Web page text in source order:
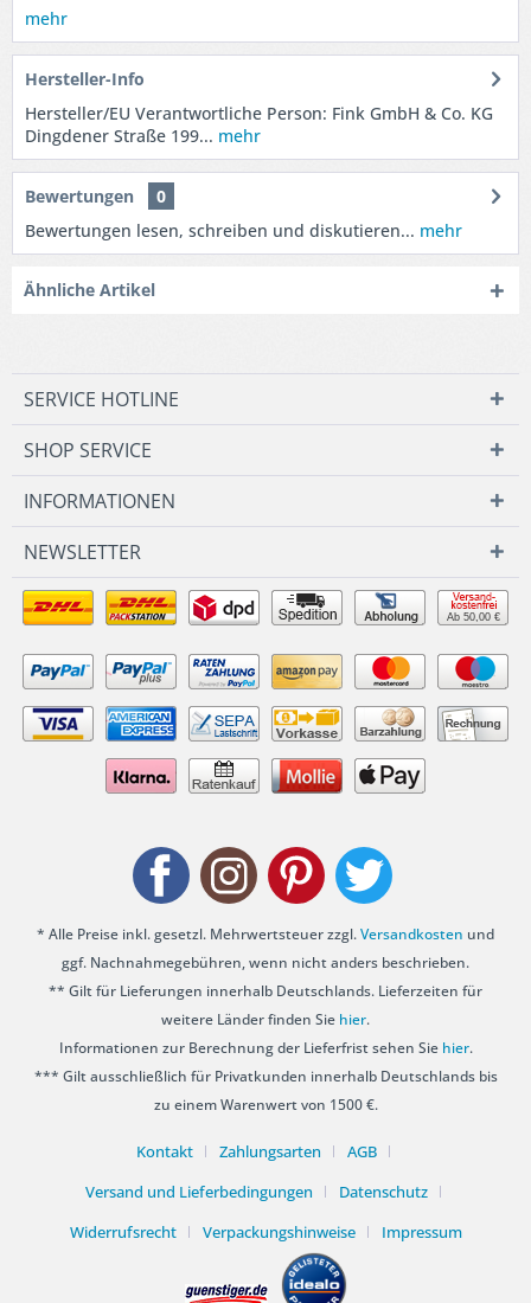
mehr
Hersteller-Info
Hersteller/EU Verantwortliche Person: Fink GmbH & Co. KG
Dingdener Straße 199... mehr
Bewertungen
0
Bewertungen lesen, schreiben und diskutieren... mehr
Ähnliche Artikel
SERVICE HOTLINE
SHOP SERVICE
INFORMATIONEN
NEWSLETTER
Ab 50,00 €
* Alle Preise inkl. gesetzl. Mehrwertsteuer zzgl.Versandkosten und
ggf. Nachnahmegebühren, wenn nicht anders beschrieben.
** Gilt für Lieferungen innerhalb Deutschlands. Lieferzeiten für
weitere Länder finden Sie hier.
Informationen zur Berechnung der Lieferfrist sehen Sie hier.
*** Gilt ausschließlich für Privatkunden innerhalb Deutschlands bis
zu einem Warenwert von 1500 €.
Kontakt Zahlungsarten
AGB
Versand und Lieferbedingungen
Datenschutz
Widerrufsrecht
Verpackungshinweise Impressum